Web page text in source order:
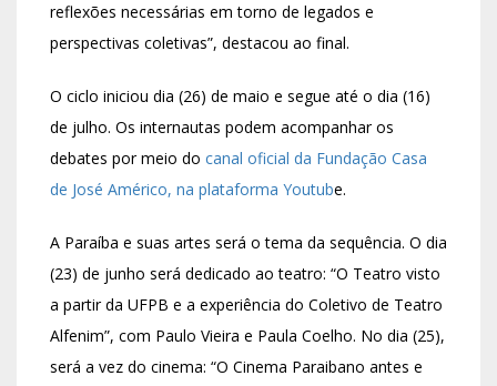
reflexões necessárias em torno de legados e
perspectivas coletivas”, destacou ao final.
O ciclo iniciou dia (26) de maio e segue até o dia (16)
de julho. Os internautas podem acompanhar os
debates por meio do canal oficial da Fundação Casa
de José Américo, na plataforma Youtube.
A Paraíba e suas artes será o tema da sequência. O dia
(23) de junho será dedicado ao teatro: “O Teatro visto
a partir da UFPB e a experiência do Coletivo de Teatro
Alfenim”, com Paulo Vieira e Paula Coelho. No dia (25),
será a vez do cinema: “O Cinema Paraibano antes e